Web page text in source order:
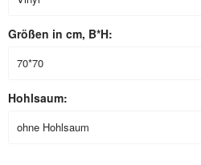
Größen in cm, B*H:
Hohlsaum: